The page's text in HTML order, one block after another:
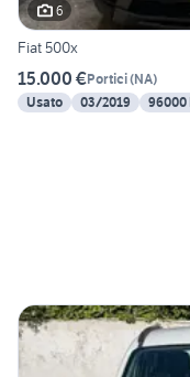
6
Fiat 500x
15.000 €Portici(NA)
Usato
03/2019 96000